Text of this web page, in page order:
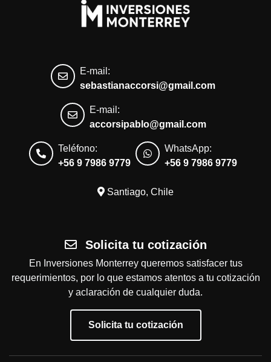
E-mail:
sebastianaccorsi@gmail.com
E-mail:
accorsipablo@gmail.com
Teléfono:
+56 9 7986 9779
WhatsApp:
+56 9 7986 9779
Santiago, Chile
Solicita tu cotización
En Inversiones Monterrey queremos satisfacer tus
requerimientos, por lo que estamos atentos a tu cotización
y aclaración de cualquier duda.
Solicita tu cotización